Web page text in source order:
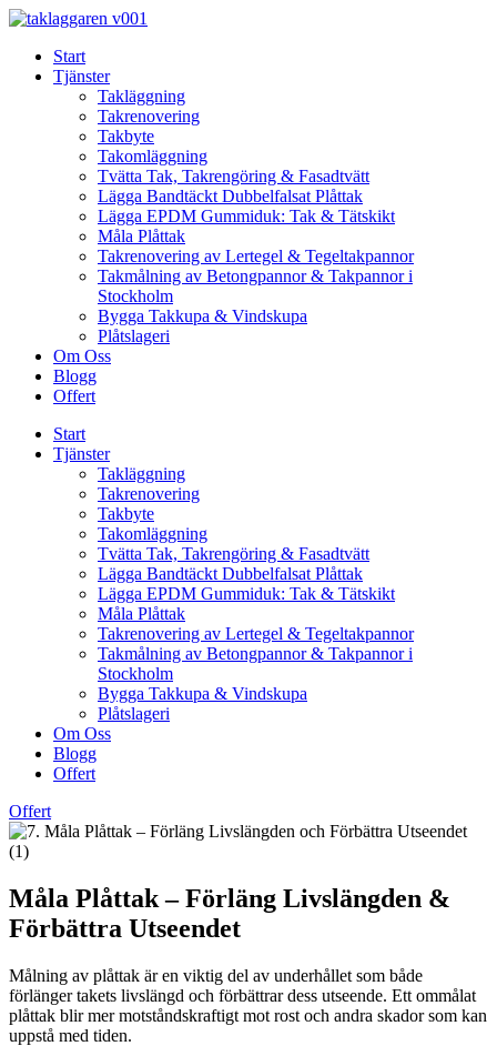
Skip
contentStart
Tjänster
Takläggning
Takrenovering
Takbyte
Takomläggning
Tvätta Tak, Takrengöring & Fasadtvätt
Lägga Bandtäckt Dubbelfalsat Plåttak
Lägga EPDM Gummiduk: Tak & Tätskikt
Måla Plåttak
Takrenovering av Lertegel & Tegeltakpannor
Takmålning av Betongpannor & Takpannor i
Stockholm
Bygga Takkupa & Vindskupa
Plåtslageri
Om Oss
Blogg
Offert
Start
Tjänster
Takläggning
Takrenovering
Takbyte
Takomläggning
Tvätta Tak, Takrengöring & Fasadtvätt
Lägga Bandtäckt Dubbelfalsat Plåttak
Lägga EPDM Gummiduk: Tak & Tätskikt
Måla Plåttak
Takrenovering av Lertegel & Tegeltakpannor
Takmålning av Betongpannor & Takpannor i
Stockholm
Bygga Takkupa & Vindskupa
Plåtslageri
Om Oss
Blogg
Offert
Offert
Måla Plåttak – Förläng Livslängden &
Förbättra Utseendet
Målning av plåttak är en viktig del av underhållet som både
förlänger takets livslängd och förbättrar dess utseende. Ett ommålat
plåttak blir mer motståndskraftigt mot rost och andra skador som kan
uppstå med tiden.